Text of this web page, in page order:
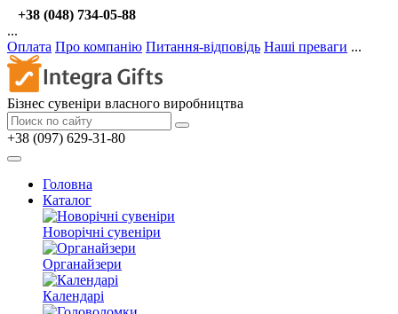
+38 (048) 734-05-88
...
Оплата Про компанію Питання-відповідь Наші преваги ...
Бізнес сувеніри власного виробництва
+38 (097) 629-31-80
Головна
Каталог
Новорічні сувеніри
Органайзери
Календарі